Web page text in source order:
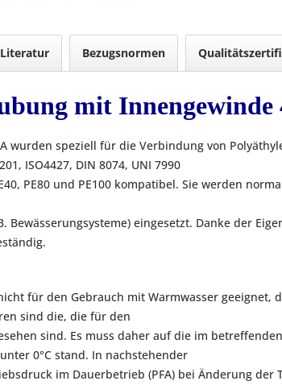
Literatur Bezugsnormen
mit Innengewinde
wurden speziell für die Verbindung von
ISO4427, DIN 8074, UNI 7990
PE80 und PE100 kompatibel. Sie werden
Bewässerungsysteme) eingesetzt. Danke der
für den Gebrauch mit Warmwasser
sind die, die für den
sind. Es muss daher auf die im
0°C stand. In nachstehender
im Dauerbetrieb (PFA) bei Änderung